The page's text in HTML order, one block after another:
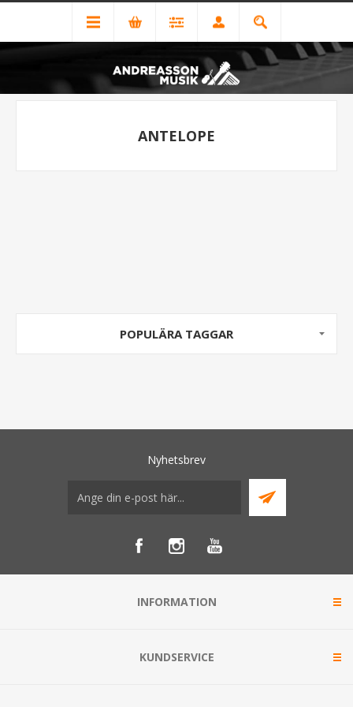
ANTELOPE
POPULÄRA TAGGAR
Nyhetsbrev
INFORMATION
KUNDSERVICE